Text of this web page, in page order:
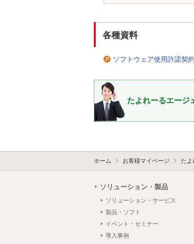
各種資料
ソフトウェア使用許諾契
たよれーるエージ
ホーム お客様マイページ たよ
ソリューション・製品
ソリューション・サービス
製品・ソフト
イベント・セミナー
導入事例